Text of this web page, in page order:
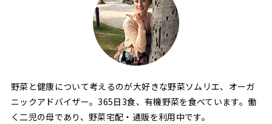
野菜と健康について考えるのが大好きな野菜ソムリエ、オーガ
ニックアドバイザー。365日3食、有機野菜を食べています。働
く二児の母であり、野菜宅配・通販を利用中です。